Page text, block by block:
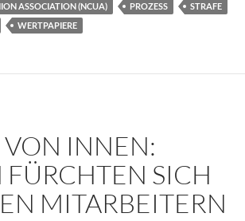
ASSOCIATION (NCUA)
PROZESS
STRAFE
WERTPAPIERE
VON INNEN:
SICH
MITARBEITERN